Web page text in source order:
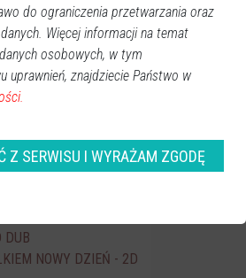
21 22
23
28 29
30
3 4 5 6
Jaworska
JA - 2D DUB
DUB
NOWY DZIEŃ - 2D
do ograniczenia przetwarzania oraz
Więcej informacji na temat
osobowych, w tym
uprawnień, znajdziecie Państwo w
Z SERWISU I WYRAŻAM ZGODĘ